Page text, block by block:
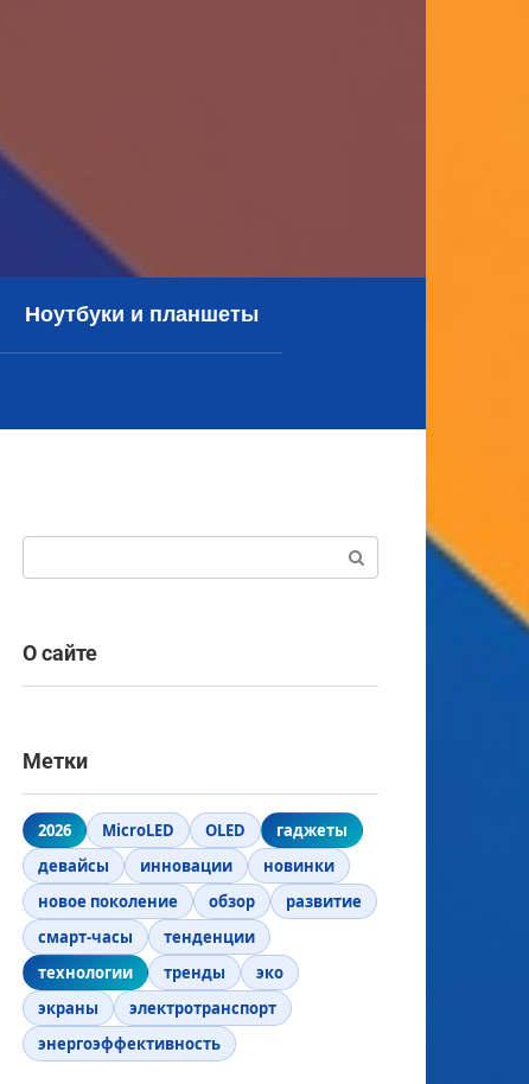
Ноутбуки и планшеты
О сайте
Метки
2026 MicroLED OLED
гаджеты
девайсы
инновации
новинки
новое поколение
обзор
развитие
смарт-часы
тенденции
технологии
тренды
эко
экраны
электротранспорт
энергоэффективность